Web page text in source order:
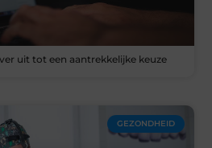
uit tot een aantrekkelijke keuze
GEZONDHEID